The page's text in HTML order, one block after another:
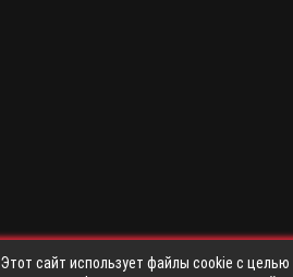
Этот сайт использует файлы cookie с